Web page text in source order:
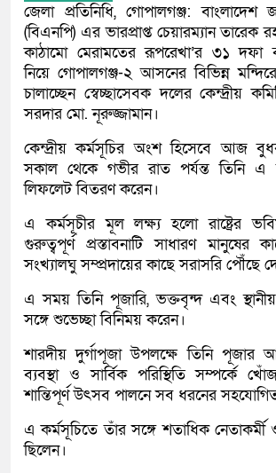
জেলা প্রতিনিধি, গোপালগঞ্জ: বাংলাদেশ
(বিএনপি) এর ভারপ্রাপ্ত চেয়ারম্যান তারেক
কাঠামো মেরামতের রূপরেখা’র ৩১ দফা
নিয়ে গোপালগঞ্জ-২ আসনের বিভিন্ন মন্দিরে
চালাচ্ছেন স্বেচ্ছাসেবক দলের কেন্দ্রীয়
সরদার মো. নূরুজ্জামান।
কেন্দ্রীয় কর্মসূচির অংশ হিসেবে আজ
সকাল থেকে গভীর রাত পর্যন্ত তিনি এ
লিফলেট বিতরণ করেন।
এ কর্মসূচীর মূল লক্ষ্য হলো রাষ্ট্রের
গুরুত্বপূর্ণ প্রস্তাবনাটি সাধারণ মানুষের
সংখ্যালঘু সম্প্রদায়ের কাছে সরাসরি পৌঁছে
এ সময় তিনি পূজারি, ভক্তবৃন্দ এবং স্থানীয়
সঙ্গে শুভেচ্ছা বিনিময় করেন।
শারদীয় দুর্গাপূজা উপলক্ষে তিনি পূজার
ব্যবস্থা ও সার্বিক পরিস্থিতি সম্পর্কে
শান্তিপূর্ণ উৎসব পালনে সব ধরনের
এ কর্মসূচিতে তাঁর সঙ্গে শতাধিক
ছিলেন।